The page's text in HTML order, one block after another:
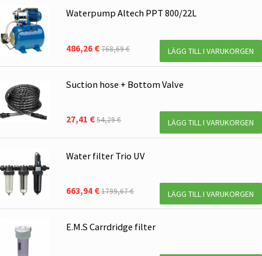
Waterpump Altech PPT 800/22L
486,26 €768,69 € LÄGG TILL I VARUKORGEN
Suction hose + Bottom Valve
27,41 €54,29 € LÄGG TILL I VARUKORGEN
Water filter Trio UV
663,94 €1799,67 € LÄGG TILL I VARUKORGEN
E.M.S Carrdridge filter